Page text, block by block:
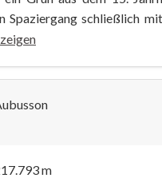
Spaziergang schließlich
m